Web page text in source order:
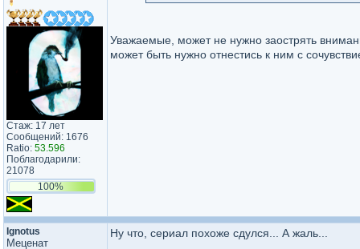
Стаж: 17 лет
Сообщений: 1676
Ratio: 53.596
Поблагодарили:
21078
100%
Уважаемые, может не нужно заострять
может быть нужно отнестись к ним с
Ignotus
Меценат
Ну что, сериал похоже сдулся... А жаль...